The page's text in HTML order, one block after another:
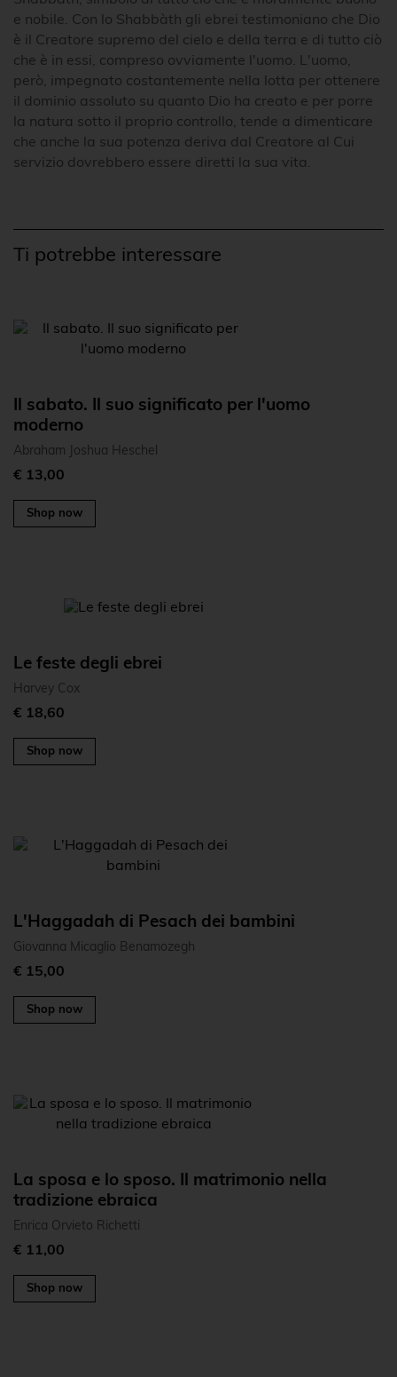
e nobile. Con lo Shabbàth gli ebrei testimoniano che Dio
è il Creatore supremo del cielo e della terra e di tutto ciò
che è in essi, compreso ovviamente l'uomo. L'uomo,
però, impegnato costantemente nella lotta per ottenere
il dominio assoluto su quanto Dio ha creato e per porre
la natura sotto il proprio controllo, tende a dimenticare
che anche la sua potenza deriva dal Creatore al Cui
servizio dovrebbero essere diretti la sua vita.
Ti potrebbe interessare
Il sabato. Il suo significato per l'uomo
moderno
Abraham Joshua Heschel
€ 13,00
Shop now
Le feste degli ebrei
Harvey Cox
€ 18,60
Shop now
L'Haggadah di Pesach dei bambini
Giovanna Micaglio Benamozegh
€ 15,00
Shop now
La sposa e lo sposo. Il matrimonio nella
tradizione ebraica
Enrica Orvieto Richetti
€ 11,00
Shop now